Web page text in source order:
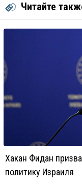
Читайте
Хакан Фидан
политику Израиля